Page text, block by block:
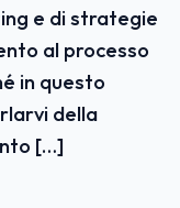
e di strategie
al processo
in questo
della
[…]